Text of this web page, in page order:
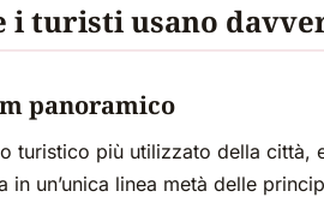
i turisti usano
panoramico
turistico più utilizzato della città,
in un’unica linea metà delle